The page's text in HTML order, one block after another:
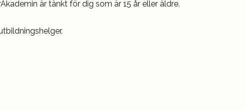
är tänkt för dig som är 15 år eller äldre.